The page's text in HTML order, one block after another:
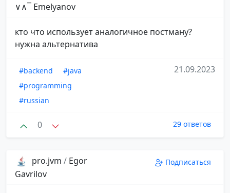
∨∧‾ Emelyanov
кто что использует аналогичное постману?
нужна альтернатива
#backend
#java
#programming
#russian
21.09.2023
0 29 ответов
pro.jvm / Egor
Gavrilov
Подписаться